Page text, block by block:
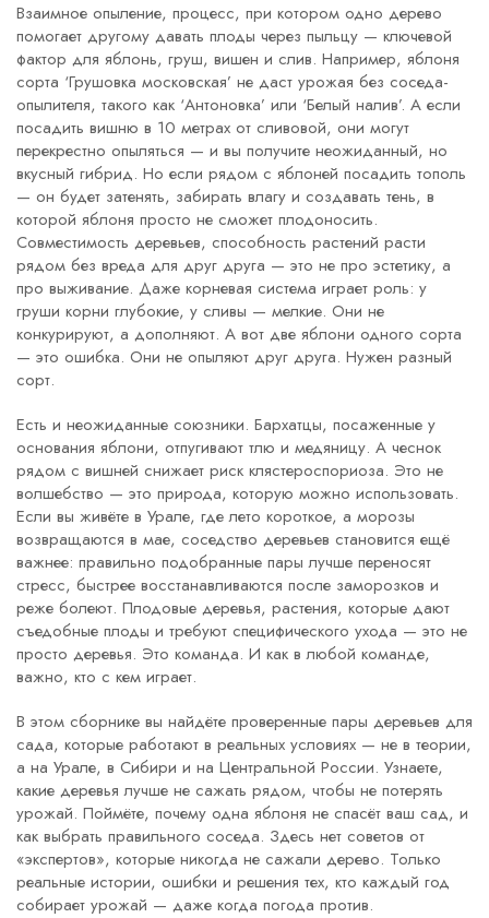
Взаимное опыление, процесс, при котором одно дерево
помогает другому давать плоды через пыльцу — ключевой
фактор для яблонь, груш, вишен и слив. Например, яблоня
сорта ‘Грушовка московская’ не даст урожая без соседа-
опылителя, такого как ‘Антоновка’ или ‘Белый налив’. А если
посадить вишню в 10 метрах от сливовой, они могут
перекрестно опыляться — и вы получите неожиданный, но
вкусный гибрид. Но если рядом с яблоней посадить тополь
— он будет затенять, забирать влагу и создавать тень, в
которой яблоня просто не сможет плодоносить.
Совместимость деревьев, способность растений расти
рядом без вреда для друг друга — это не про эстетику, а
про выживание. Даже корневая система играет роль: у
груши корни глубокие, у сливы — мелкие. Они не
конкурируют, а дополняют. А вот две яблони одного сорта
— это ошибка. Они не опыляют друг друга. Нужен разный
сорт.
Есть и неожиданные союзники. Бархатцы, посаженные у
основания яблони, отпугивают тлю и медяницу. А чеснок
рядом с вишней снижает риск клястероспориоза. Это не
волшебство — это природа, которую можно использовать.
Если вы живёте в Урале, где лето короткое, а морозы
возвращаются в мае, соседство деревьев становится ещё
важнее: правильно подобранные пары лучше переносят
стресс, быстрее восстанавливаются после заморозков и
реже болеют. Плодовые деревья, растения, которые дают
съедобные плоды и требуют специфического ухода — это не
просто деревья. Это команда. И как в любой команде,
важно, кто с кем играет.
В этом сборнике вы найдёте проверенные пары деревьев для
сада, которые работают в реальных условиях — не в теории,
а на Урале, в Сибири и на Центральной России. Узнаете,
какие деревья лучше не сажать рядом, чтобы не потерять
урожай. Поймёте, почему одна яблоня не спасёт ваш сад, и
как выбрать правильного соседа. Здесь нет советов от
«экспертов», которые никогда не сажали дерево. Только
реальные истории, ошибки и решения тех, кто каждый год
собирает урожай — даже когда погода против.